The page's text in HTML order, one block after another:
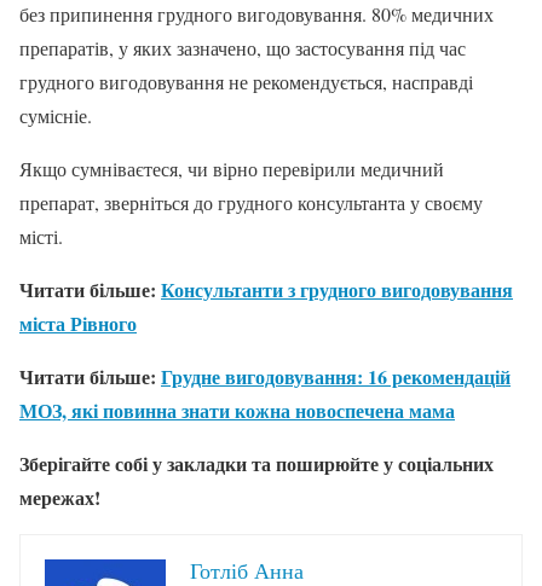
без припинення грудного вигодовування. 80% медичних
препаратів, у яких зазначено, що застосування під час
грудного вигодовування не рекомендується, насправді
сумісніе.
Якщо сумніваєтеся, чи вірно перевірили медичний
препарат, зверніться до грудного консультанта у своєму
місті.
Читати більше: Консультанти з грудного вигодовування
міста Рівного
Читати більше: Грудне вигодовування: 16 рекомендацій
МОЗ, які повинна знати кожна новоспечена мама
Зберігайте собі у закладки та поширюйте у соціальних
мережах!
Готліб Анна